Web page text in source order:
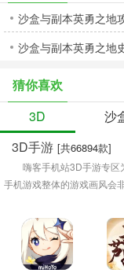
沙盒与副本英勇之地
沙盒与副本英勇之地
猜你喜欢
3D
沙
3D手游 [共66894款]
嗨客手机站3D手游专
手机游戏整体的游戏画风会